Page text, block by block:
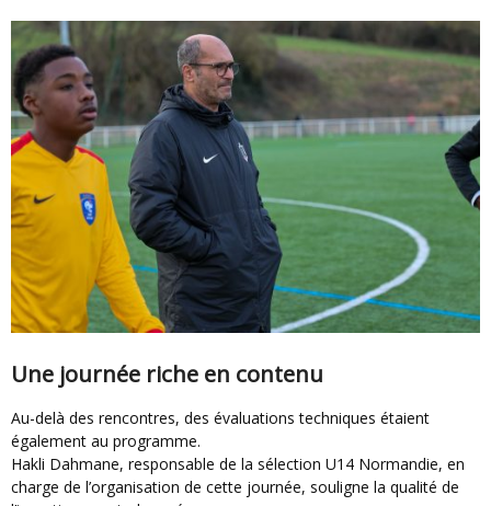
Une journée riche en contenu
Au-delà des rencontres, des évaluations techniques étaient
également au programme.
Hakli Dahmane, responsable de la sélection U14 Normandie, en
charge de l’organisation de cette journée, souligne la qualité de